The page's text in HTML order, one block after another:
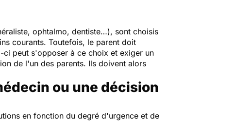
ophtalmo, dentiste…), sont choisis
courants. Toutefois, le parent doit
peut s'opposer à ce choix et exiger un
de l'un des parents. Ils doivent alors
ou une décision
en fonction du degré d'urgence et de